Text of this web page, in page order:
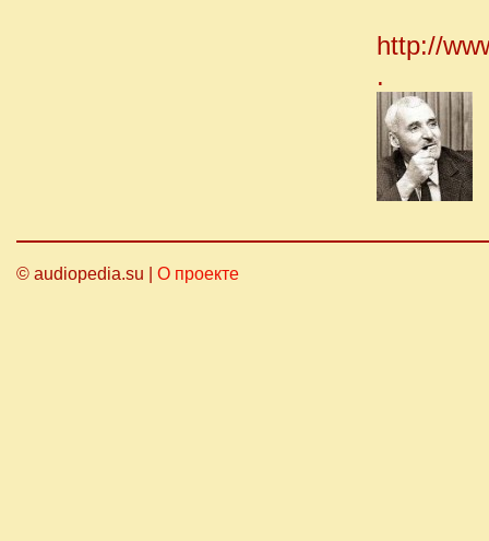
http://
.
© audiopedia.su | О проекте